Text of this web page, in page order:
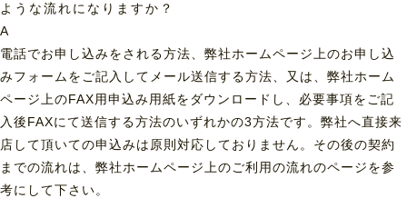
ような流れになりますか？
A
電話でお申し込みをされる方法、弊社ホームページ上のお申し込
みフォームをご記入してメール送信する方法、又は、弊社ホーム
ページ上のFAX用申込み用紙をダウンロードし、必要事項をご記
入後FAXにて送信する方法のいずれかの3方法です。弊社へ直接来
店して頂いての申込みは原則対応しておりません。その後の契約
までの流れは、弊社ホームページ上のご利用の流れのページを参
考にして下さい。